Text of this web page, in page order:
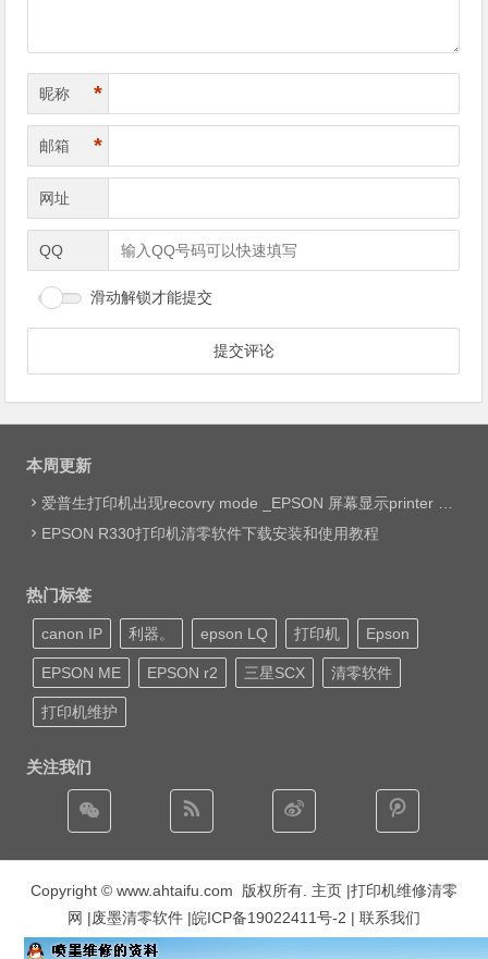
昵称 *
邮箱 *
网址
QQ
滑动解锁才能提交
本周更新
爱普生打印机出现recovry mode _EPSON 屏幕显示printer mode set jig网络远程维修
EPSON R330打印机清零软件下载安装和使用教程
热门标签
canon IP 利器。 epson LQ 打印机 Epson
EPSON ME EPSON r2 三星SCX 清零软件
打印机维护
关注我们
Copyright © www.ahtaifu.com 版权所有. 主页 |打印机维修清零
网 |废墨清零软件 |皖ICP备19022411号-2 | 联系我们